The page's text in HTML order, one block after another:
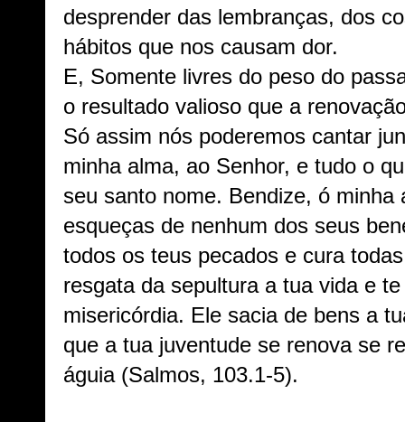
desprender das lembranças, dos
hábitos que nos causam dor.
E, Somente livres do peso do
o resultado valioso que a
Só assim nós poderemos cantar
minha alma, ao Senhor, e tudo o
seu santo nome. Bendize, ó minha
esqueças de nenhum dos seus
todos os teus pecados e cura
resgata da sepultura a tua vida e
misericórdia. Ele sacia de bens a
que a tua juventude se renova se
águia (Salmos, 103.1-5).